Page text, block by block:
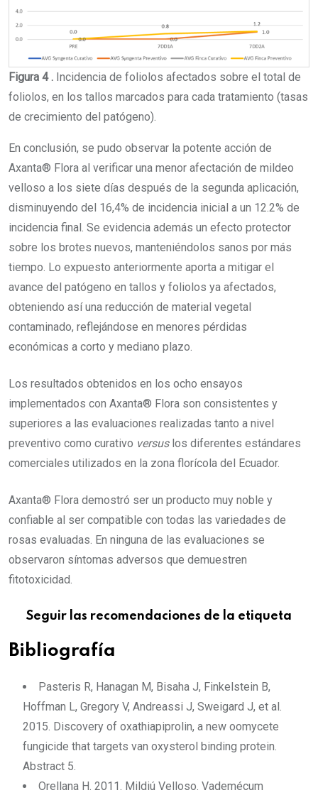
Figura 4 . Incidencia de foliolos afectados sobre el total de
foliolos, en los tallos marcados para cada tratamiento (tasas
de crecimiento del patógeno).
En conclusión, se pudo observar la potente acción de
Axanta® Flora al verificar una menor afectación de mildeo
velloso a los siete días después de la segunda aplicación,
disminuyendo del 16,4% de incidencia inicial a un 12.2% de
incidencia final. Se evidencia además un efecto protector
sobre los brotes nuevos, manteniéndolos sanos por más
tiempo. Lo expuesto anteriormente aporta a mitigar el
avance del patógeno en tallos y foliolos ya afectados,
obteniendo así una reducción de material vegetal
contaminado, reflejándose en menores pérdidas
económicas a corto y mediano plazo.
Los resultados obtenidos en los ocho ensayos
implementados con Axanta® Flora son consistentes y
superiores a las evaluaciones realizadas tanto a nivel
preventivo como curativo versuslos diferentes estándares
comerciales utilizados en la zona florícola del Ecuador.
Axanta® Flora demostró ser un producto muy noble y
confiable al ser compatible con todas las variedades de
rosas evaluadas. En ninguna de las evaluaciones se
observaron síntomas adversos que demuestren
fitotoxicidad.
Seguir las recomendaciones de la etiqueta
Bibliografía
Pasteris R, Hanagan M, Bisaha J, Finkelstein B,
Hoffman L, Gregory V, Andreassi J, Sweigard J, et al.
2015. Discovery of oxathiapiprolin, a new oomycete
fungicide that targets van oxysterol binding protein.
Abstract 5.
Orellana H. 2011. Mildiú Velloso. Vademécum